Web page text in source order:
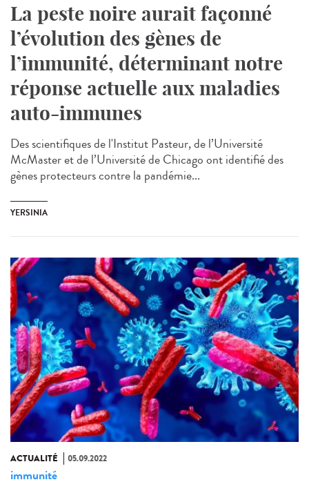
La peste noire aurait façonné
l’évolution des gènes de
l’immunité, déterminant notre
réponse actuelle aux maladies
auto-immunes
Des scientifiques de l'Institut Pasteur, de l’Université
McMaster et de l’Université de Chicago ont identifié des
gènes protecteurs contre la pandémie...
YERSINIA
ACTUALITÉ 05.09.2022
immunité